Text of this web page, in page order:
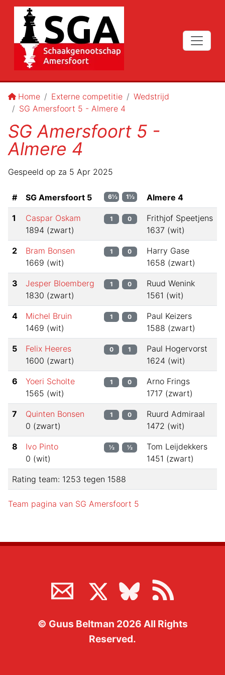
Home Externe competitie
Wedstrijd
SG Amersfoort 5 - Almere 4
SG Amersfoort 5 -
Almere 4
Gespeeld op za 5 Apr 2025
# SG Amersfoort 5 6½ 1½ Almere 4
1
Caspar Oskam
1894 (zwart)
1 0
Frithjof Speetjens
1637 (wit)
2
Bram Bonsen
1669 (wit)
1 0
Harry Gase
1658 (zwart)
3
Jesper Bloemberg
1830 (zwart)
1 0
Ruud Wenink
1561 (wit)
4
Michel Bruin
1469 (wit)
1 0
Paul Keizers
1588 (zwart)
5
Felix Heeres
1600 (zwart)
0 1
Paul Hogervorst
1624 (wit)
6
Yoeri Scholte
1565 (wit)
1 0
Arno Frings
1717 (zwart)
7
Quinten Bonsen
0 (zwart)
1 0
Ruurd Admiraal
1472 (wit)
8
Ivo Pinto
0 (wit)
½ ½
Tom Leijdekkers
1451 (zwart)
Rating team: 1253 tegen 1588
Team pagina van SG Amersfoort 5
© Guus Beltman 2026 All Rights
Reserved.